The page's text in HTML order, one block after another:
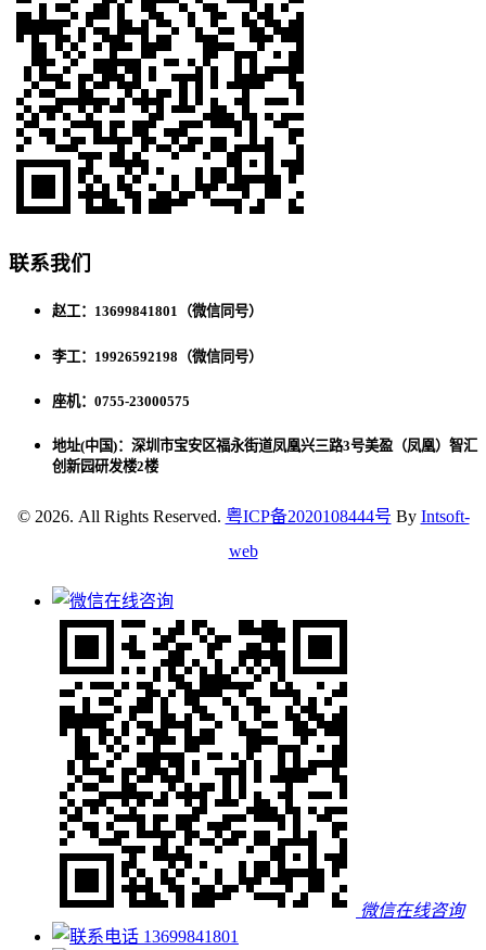
联系我们
赵工：13699841801（微信同号）
李工：19926592198（微信同号）
座机：0755-23000575
地址(中国)：深圳市宝安区福永街道凤凰兴三路3号美盈（凤凰）智汇
创新园研发楼2楼
© 2026. All Rights Reserved. 粤ICP备2020108444号 By Intsoft-
web
微信在线咨询
13699841801